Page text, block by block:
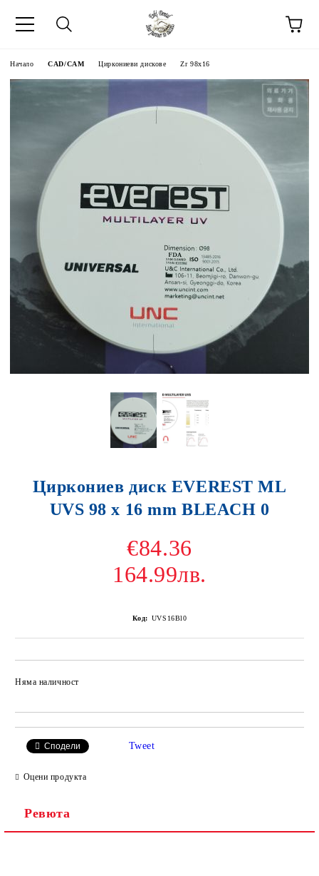
Начало CAD/CAM Циркониеви дискове Zr 98x16
Циркониев диск EVEREST ML
UVS 98 x 16 mm BLEACH 0
€84.36
164.99лв.
Код: UVS16Bl0
Няма наличност
Сподели Tweet
Оцени продукта
Ревюта